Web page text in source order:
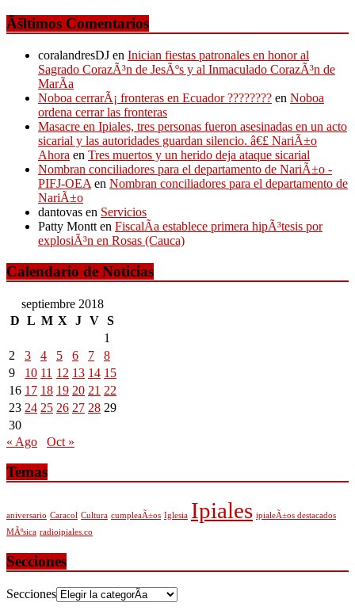
Ãšltimos Comentarios
coralandresDJ en Inician fiestas patronales en honor al
Sagrado CorazÃ³n de JesÃºs y al Inmaculado CorazÃ³n de
MarÃ­a
Noboa cerrarÃ¡ fronteras en Ecuador ???????? en Noboa
ordena cerrar las fronteras
Masacre en Ipiales, tres personas fueron asesinadas en un acto
sicarial y las autoridades guardan silencio. â€£ NariÃ±o
Ahora en Tres muertos y un herido deja ataque sicarial
Nombran conciliadores para el departamento de NariÃ±o -
PIFJ-OEA en Nombran conciliadores para el departamento de
NariÃ±o
dantovas en Servicios
Patty Montt en FiscalÃ­a establece primera hipÃ³tesis por
explosiÃ³n en Rosas (Cauca)
Calendario de Noticias
septiembre 2018
D L M X J V S
1
2
3 4 5 6 7
8
9
10 11 12 13 14 15
16 17 18 19 20 21 22
23 24 25 26 27 28 29
30
« Ago
Oct »
Temas
aniversario Caracol Cultura cumpleaÃ±os Iglesia Ipiales ipialeÃ±os destacados
MÃºsica radioipiales.co
Secciones
Secciones